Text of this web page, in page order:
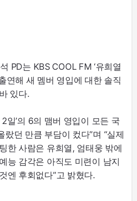
PD는 KBS COOL FM ‘유희열
연해 새 멤버 영입에 대한 솔직
있다.
2일’의 6의 맴버 영입이 모든 국
랐던 만큼 부담이 컸다”며 “실제
한 사람은 유희열, 엄태웅 밖에
능 감각은 아직도 미련이 남지
엔 후회없다”고 밝혔다.